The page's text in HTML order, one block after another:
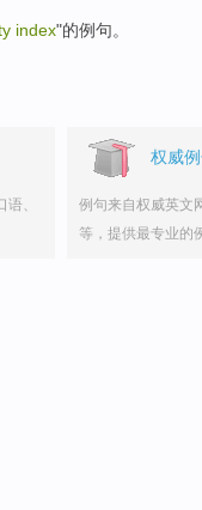
index"的例句。
、
权威
例句来自权威英文
等，提供最专业的